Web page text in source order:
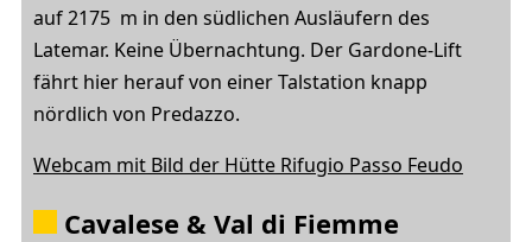
auf 2175 m in den südlichen Ausläufern des
Latemar. Keine Übernachtung. Der Gardone-Lift
fährt hier herauf von einer Talstation knapp
nördlich von Predazzo.
Webcam mit Bild der Hütte Rifugio Passo Feudo
Cavalese & Val di Fiemme